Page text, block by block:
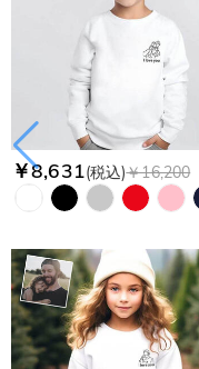
￥8,631(税込)￥16,200